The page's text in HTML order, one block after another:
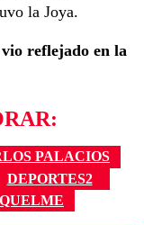
la Joya.
reflejado en la
PALACIOS
DEPORTES2